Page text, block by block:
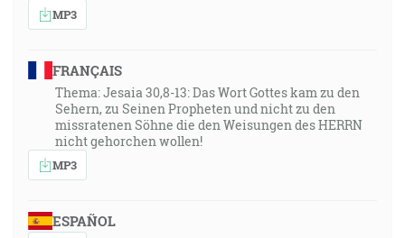
MP3
FRANÇAIS
Thema: Jesaia 30,8-13: Das Wort Gottes kam zu den
Sehern, zu Seinen Propheten und nicht zu den
missratenen Söhne die den Weisungen des HERRN
nicht gehorchen wollen!
MP3
ESPAÑOL